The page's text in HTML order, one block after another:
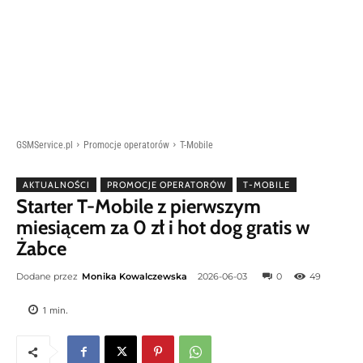
GSMService.pl Promocje operatorów T-Mobile
AKTUALNOŚCI PROMOCJE OPERATORÓW T-MOBILE
Starter T-Mobile z pierwszym
miesiącem za 0 zł i hot dog gratis w
Żabce
Dodane przez Monika Kowalczewska 2026-06-03 0 49
1 min.